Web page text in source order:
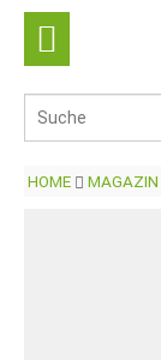
HOME MAGAZIN